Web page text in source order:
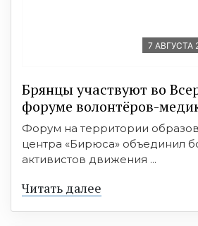
7 АВГУСТА
Брянцы участвуют во
форуме волонтёров-
Форум на территории
центра «Бирюса» объединил
активистов движения ...
Читать далее